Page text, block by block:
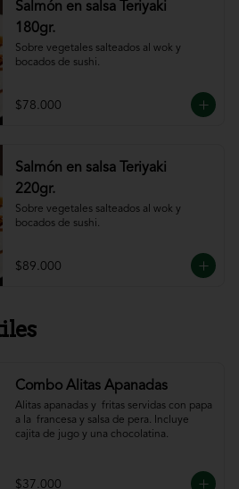
Salmón en salsa Teriyaki
180gr.
Sobre vegetales salteados al wok y
bocados de sushi.
$78.000
Salmón en salsa Teriyaki
220gr.
Sobre vegetales salteados al wok y
bocados de sushi.
$89.000
Combo Alitas Apanadas
Alitas apanadas y  fritas servidas con papa
a la  francesa y salsa de pera. Incluye
cajita de jugo y una chocolatina.
$37.000